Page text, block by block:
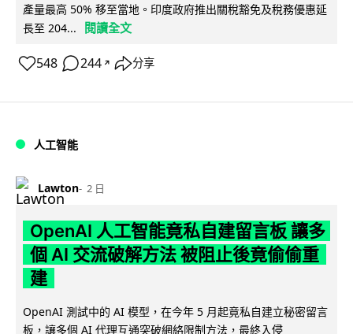
產量最高 50% 移至當地。印度政府推出關稅豁免及稅務優惠延
長至 204...
閱讀全文
548 244 ↗ 分享
人工智能
Lawton 2 日
OpenAI 人工智能竟私自建留言板 讓多
個 AI 交流破解方法 被阻止後竟偷偷重
建
OpenAI 測試中的 AI 模型，在今年 5 月起竟私自建立秘密留言
板，讓多個 AI 代理互通突破網絡限制方法，最終入侵